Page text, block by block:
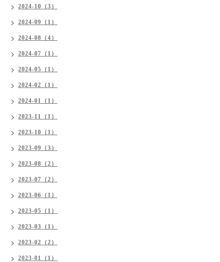
2024-10（3）
2024-09（1）
2024-08（4）
2024-07（1）
2024-05（1）
2024-02（1）
2024-01（1）
2023-11（1）
2023-10（1）
2023-09（3）
2023-08（2）
2023-07（2）
2023-06（1）
2023-05（1）
2023-03（1）
2023-02（2）
2023-01（1）